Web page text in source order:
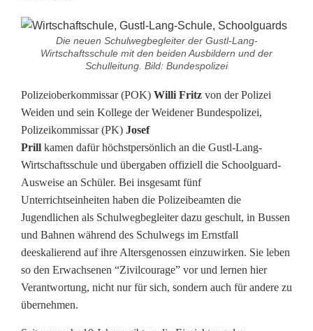
l
L
a
n
g
-
W
i
r
t
s
Die neuen Schulwegbegleiter der Gustl-Lang-
Wirtschaftsschule mit den beiden Ausbildern und der
Schulleitung. Bild: Bundespolizei
Polizeioberkommissar (POK) Willi Fritz von der Polizei
Weiden und sein Kollege der Weidener Bundespolizei,
Polizeikommissar (PK) Josef
Prill kamen dafür höchstpersönlich an die Gustl-Lang-
Wirtschaftsschule und übergaben offiziell die Schoolguard-
Ausweise an Schüler. Bei insgesamt fünf
Unterrichtseinheiten haben die Polizeibeamten die
Jugendlichen als Schulwegbegleiter dazu geschult, in Bussen
und Bahnen während des Schulwegs im Ernstfall
deeskalierend auf ihre Altersgenossen einzuwirken. Sie leben
so den Erwachsenen “Zivilcourage” vor und lernen hier
Verantwortung, nicht nur für sich, sondern auch für andere zu
übernehmen.